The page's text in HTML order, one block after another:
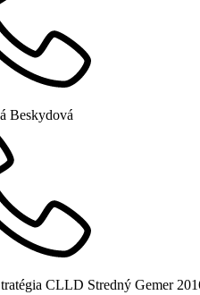
Beskydová
CLLD Stredný Gemer